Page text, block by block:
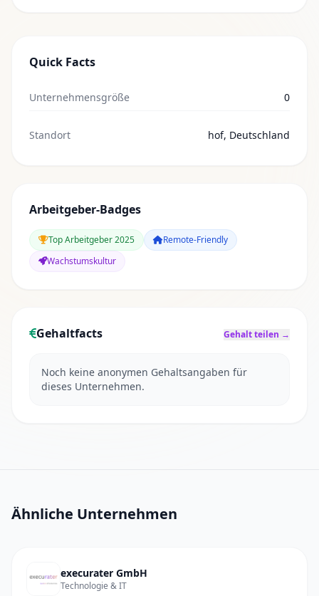
Quick Facts
Unternehmensgröße 0
Standort hof, Deutschland
Arbeitgeber-Badges
Top Arbeitgeber 2025
Remote-Friendly
Wachstumskultur
Gehaltfacts Gehalt teilen →
Noch keine anonymen Gehaltsangaben für
dieses Unternehmen.
Ähnliche Unternehmen
execurater GmbH
Technologie & IT